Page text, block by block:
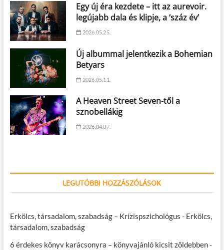
Egy új éra kezdete – itt az aurevoir.
legújabb dala és klipje, a ‘száz év’
2026.05.25.
Új albummal jelentkezik a Bohemian
Betyars
2026.05.11.
A Heaven Street Seven-től a
sznobellákig
2026.04.07.
LEGUTÓBBI HOZZÁSZÓLÁSOK
Erkölcs, társadalom, szabadság – Krízispszichológus - Erkölcs,
társadalom, szabadság
6 érdekes könyv karácsonyra – könyvajánló kicsit zöldebben-